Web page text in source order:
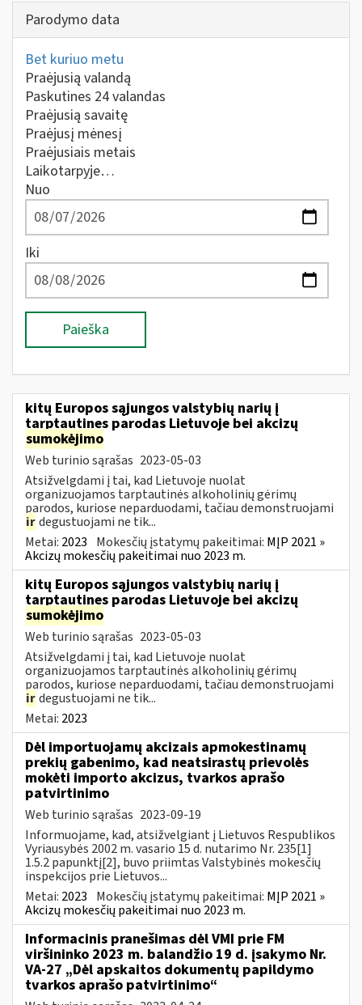
Parodymo data
Bet kuriuo metu
Praėjusią valandą
Paskutines 24 valandas
Praėjusią savaitę
Praėjusį mėnesį
Praėjusiais metais
Laikotarpyje…
Nuo
Iki
Paieška
kitų Europos sąjungos valstybių narių į
tarptautines parodas Lietuvoje bei akcizų
sumokėjimo
Web turinio sąrašas 2023-05-03
Atsižvelgdami į tai, kad Lietuvoje nuolat
organizuojamos tarptautinės alkoholinių gėrimų
parodos, kuriose neparduodami, tačiau demonstruojami
irdegustuojami ne tik...
Metai: 2023 Mokesčių įstatymų pakeitimai: MĮP 2021 »
Akcizų mokesčių pakeitimai nuo 2023 m.
kitų Europos sąjungos valstybių narių į
tarptautines parodas Lietuvoje bei akcizų
sumokėjimo
Web turinio sąrašas 2023-05-03
Atsižvelgdami į tai, kad Lietuvoje nuolat
organizuojamos tarptautinės alkoholinių gėrimų
parodos, kuriose neparduodami, tačiau demonstruojami
irdegustuojami ne tik...
Metai: 2023
Dėl importuojamų akcizais apmokestinamų
prekių gabenimo, kad neatsirastų prievolės
mokėti importo akcizus, tvarkos aprašo
patvirtinimo
Web turinio sąrašas 2023-09-19
Informuojame, kad, atsižvelgiant į Lietuvos Respublikos
Vyriausybės 2002 m. vasario 15 d. nutarimo Nr. 235[1]
1.5.2 papunktį[2], buvo priimtas Valstybinės mokesčių
inspekcijos prie Lietuvos...
Metai: 2023 Mokesčių įstatymų pakeitimai: MĮP 2021 »
Akcizų mokesčių pakeitimai nuo 2023 m.
Informacinis pranešimas dėl VMI prie FM
viršininko 2023 m. balandžio 19 d. įsakymo Nr.
VA-27 „Dėl apskaitos dokumentų papildymo
tvarkos aprašo patvirtinimo“